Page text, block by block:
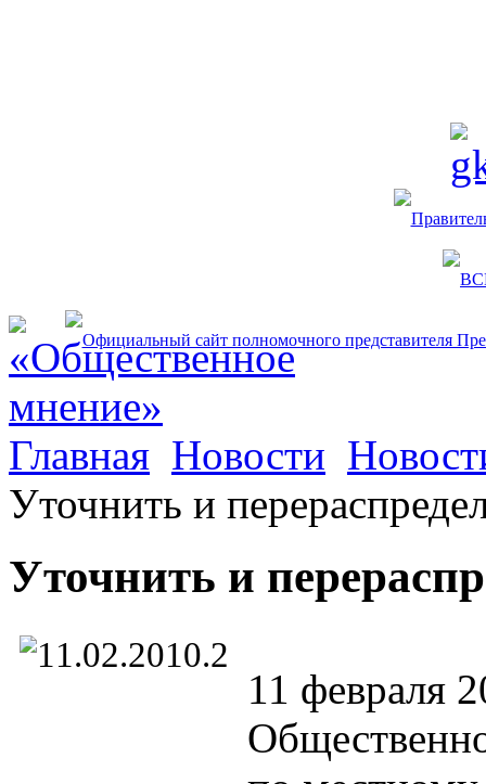
Главная Новости
Уточнить и
Уточнить и
11 февраля